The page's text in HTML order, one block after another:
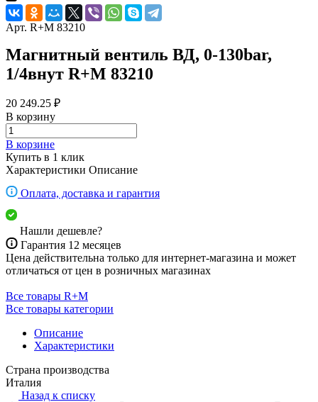
Арт. R+M 83210
Магнитный вентиль ВД, 0-130bar,
1/4внут R+M 83210
20 249.25 ₽
В корзину
В корзине
Купить в 1 клик
Характеристики Описание
Оплата, доставка и гарантия
Нашли дешевле?
Гарантия 12 месяцев
Цена действительна только для интернет-магазина и может
отличаться от цен в розничных магазинах
Все товары R+M
Все товары категории
Описание
Характеристики
Страна производства
Италия
Назад к списку